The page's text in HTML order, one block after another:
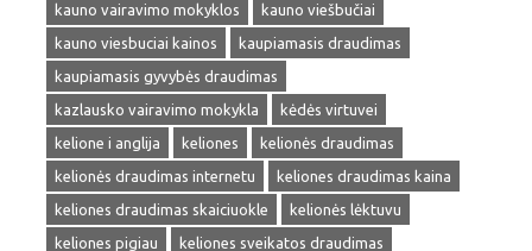
kauno vairavimo mokyklos
kauno viešbučiai
kauno viesbuciai kainos
kaupiamasis draudimas
kaupiamasis gyvybės draudimas
kazlausko vairavimo mokykla
kėdės virtuvei
kelione i anglija
keliones
kelionės draudimas
kelionės draudimas internetu
keliones draudimas kaina
keliones draudimas skaiciuokle
kelionės lėktuvu
keliones pigiau
keliones sveikatos draudimas